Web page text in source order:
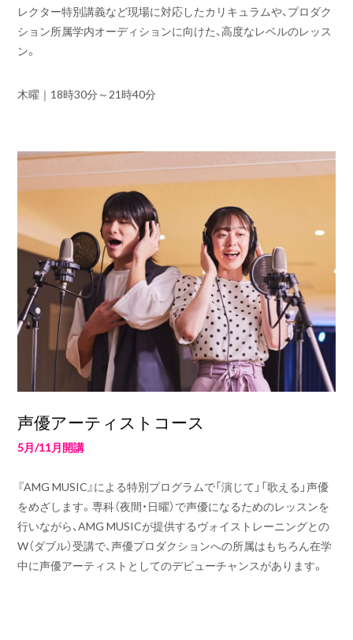
レクター特別講義など現場に対応したカリキュラムや、プロダク
ション所属学内オーディションに向けた、高度なレベルのレッス
ン。
木曜｜ 18時30分～21時40分
声優アーティストコース
5月/11月開講
『AMG MUSIC』による特別プログラムで「演じて」「歌える」声優
をめざします。専科（夜間・日曜）で声優になるためのレッスンを
行いながら、AMG MUSICが提供するヴォイストレーニングとの
W（ダブル）受講で、声優プロダクションへの所属はもちろん在学
中に声優アーティストとしてのデビューチャンスがあります。